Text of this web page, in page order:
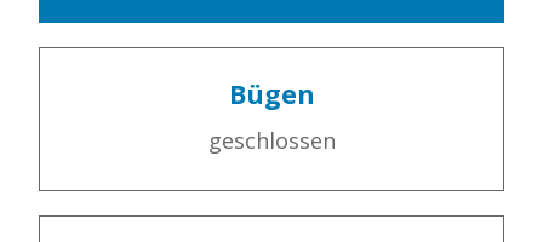
Bügen
geschlossen